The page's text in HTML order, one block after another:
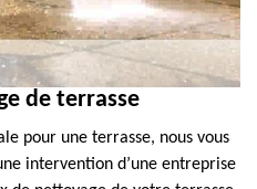
de terrasse
pour une terrasse, nous vous
intervention d’une entreprise